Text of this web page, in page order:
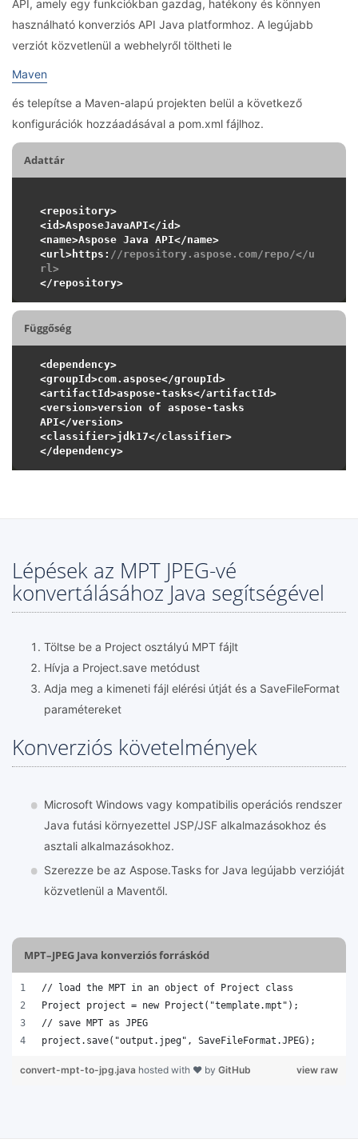
API, amely egy funkciókban gazdag, hatékony és könnyen
használható konverziós API Java platformhoz. A legújabb
verziót közvetlenül a webhelyről töltheti le
Maven
és telepítse a Maven-alapú projekten belül a következő
konfigurációk hozzáadásával a pom.xml fájlhoz.
Adattár
<repository>
<id>AsposeJavaAPI</id>
<name>Aspose Java API</name>
<url>https: //repository.aspose.com/repo/</u
rl>
Függőség
<dependency>
<groupId>com.aspose</groupId>
<artifactId>aspose-tasks</artifactId>
<version>version of aspose-tasks
API</version>
<classifier>jdk17</classifier>
Lépések az MPT JPEG-vé
konvertálásához Java segítségével
Töltse be a Project osztályú MPT fájlt
Hívja a Project.save metódust
Adja meg a kimeneti fájl elérési útját és a SaveFileFormat
paramétereket
Konverziós követelmények
Microsoft Windows vagy kompatibilis operációs rendszer
Java futási környezettel JSP/JSF alkalmazásokhoz és
asztali alkalmazásokhoz.
Szerezze be az Aspose.Tasks for Java legújabb verzióját
közvetlenül a Maventől.
MPT–JPEG Java konverziós forráskód
// load the MPT in an object of Project class
Project project = new Project("template.mpt");
// save MPT as JPEG
project.save("output.jpeg", SaveFileFormat.JPEG);
view raw
convert-mpt-to-jpg.java hosted with ❤ by GitHub